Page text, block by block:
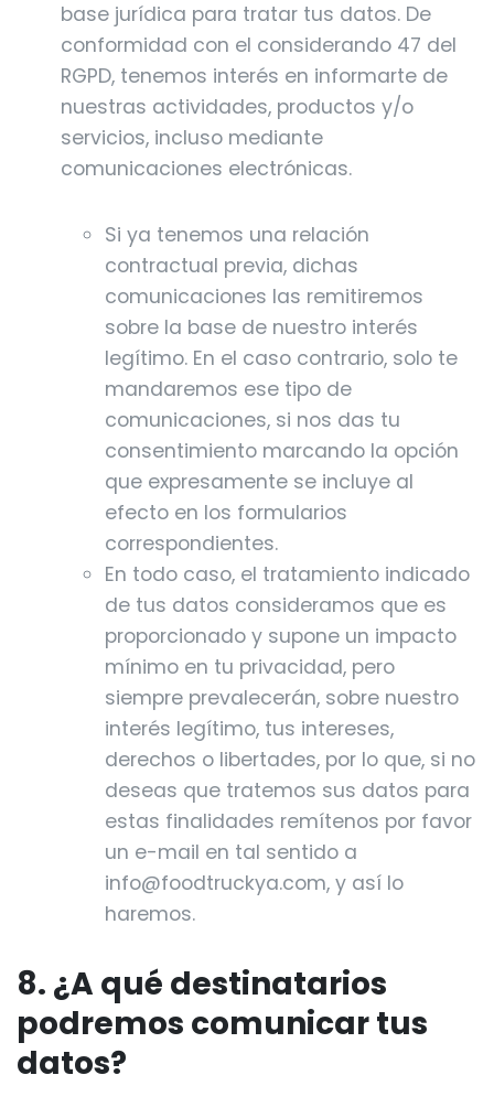
base jurídica para tratar tus datos. De
conformidad con el considerando 47 del
RGPD, tenemos interés en informarte de
nuestras actividades, productos y/o
servicios, incluso mediante
comunicaciones electrónicas.
Si ya tenemos una relación
contractual previa, dichas
comunicaciones las remitiremos
sobre la base de nuestro interés
legítimo. En el caso contrario, solo te
mandaremos ese tipo de
comunicaciones, si nos das tu
consentimiento marcando la opción
que expresamente se incluye al
efecto en los formularios
correspondientes.
En todo caso, el tratamiento indicado
de tus datos consideramos que es
proporcionado y supone un impacto
mínimo en tu privacidad, pero
siempre prevalecerán, sobre nuestro
interés legítimo, tus intereses,
derechos o libertades, por lo que, si no
deseas que tratemos sus datos para
estas finalidades remítenos por favor
un e-mail en tal sentido a
info@foodtruckya.com, y así lo
haremos.
8. ¿A qué destinatarios
podremos comunicar tus
datos?